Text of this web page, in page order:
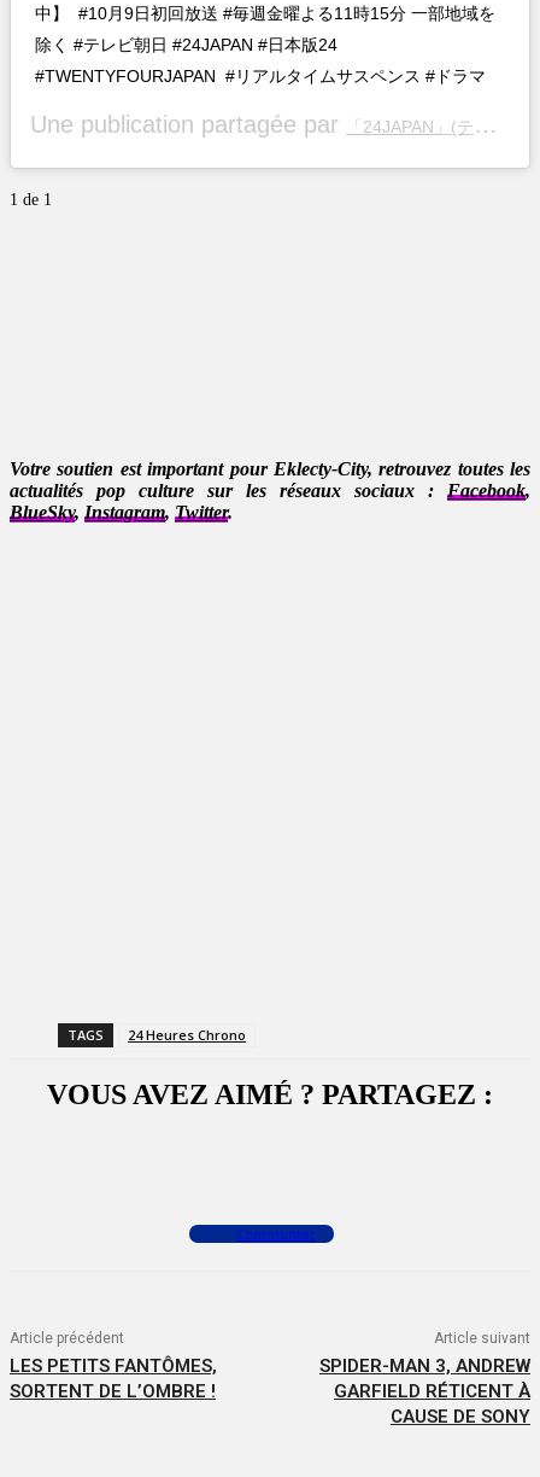
中】 #10月9日初回放送 #毎週金曜よる11時15分 一部地域を
除く #テレビ朝日 #24JAPAN #日本版24
#TWENTYFOURJAPAN #リアルタイムサスペンス #ドラマ
Une publication partagée par 「24JAPAN」(テレビ朝日公式)
1 de 1
Votre soutien est important pour Eklecty-City, retrouvez toutes les
actualités pop culture sur les réseaux sociaux : Facebook,
BlueSky, Instagram, Twitter.
TAGS 24 Heures Chrono
VOUS AVEZ AIMÉ ? PARTAGEZ :
Commenter
Article précédent
LES PETITS FANTÔMES,
SORTENT DE L’OMBRE !
Article suivant
SPIDER-MAN 3, ANDREW
GARFIELD RÉTICENT À
CAUSE DE SONY